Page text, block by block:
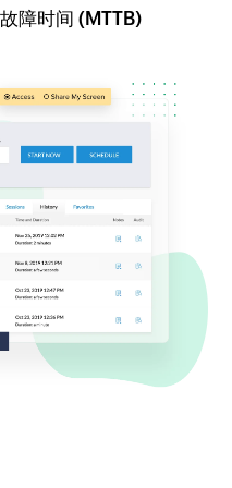
障时间 (MTTB)